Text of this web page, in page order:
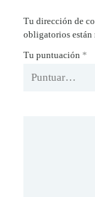
Tu dirección de
obligatorios están
Tu puntuación *